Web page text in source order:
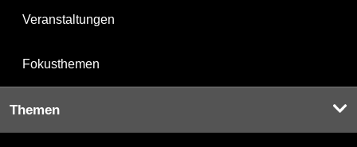
Veranstaltungen
Fokusthemen
Themen